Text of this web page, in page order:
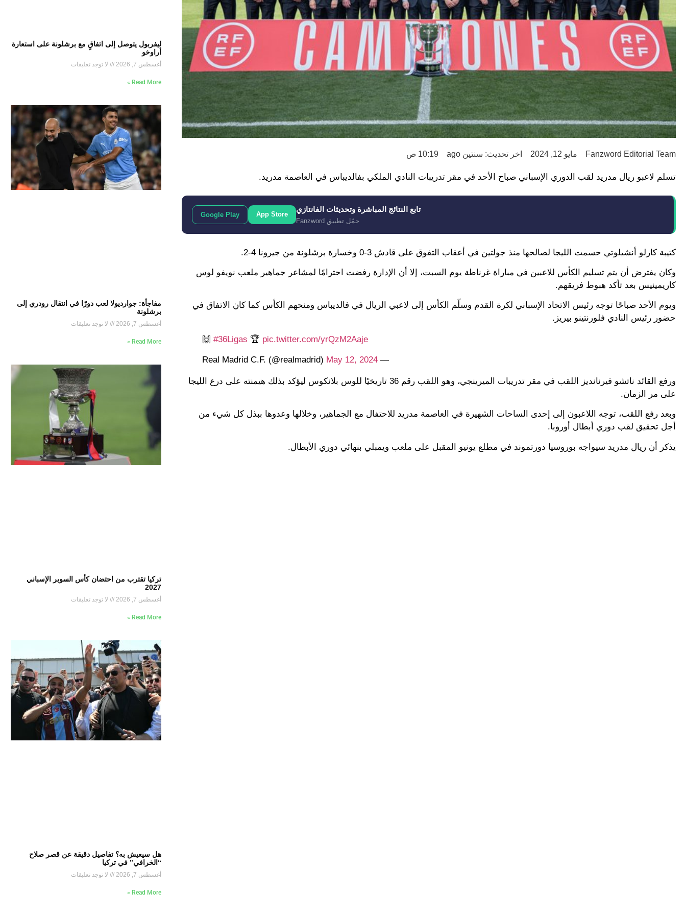
Fanzword Editorial Team مايو 12, 2024 اخر تحديث: سنتين ago 10:19 ص
تسلم لاعبو ريال مدريد لقب الدوري الإسباني صباح الأحد في مقر تدريبات النادي الملكي بفالديباس في العاصمة مدريد.
تابع النتائج المباشرة وتحديثات الفانتازي
حمّل تطبيق Fanzword
App Store
Google Play
كتيبة كارلو أنشيلوتي حسمت الليجا لصالحها منذ جولتين في أعقاب التفوق على قادش 3-0 وخسارة برشلونة من جيرونا 4-2.
وكان يفترض أن يتم تسليم الكأس للاعبين في مباراة غرناطة يوم السبت، إلا أن الإدارة رفضت احترامًا لمشاعر جماهير ملعب نويفو لوس
كاريمينيس بعد تأكد هبوط فريقهم.
ويوم الأحد صباحًا توجه رئيس الاتحاد الإسباني لكرة القدم وسلّم الكأس إلى لاعبي الريال في فالديباس ومنحهم الكأس كما كان الاتفاق في
حضور رئيس النادي فلورنتينو بيريز.
🙌 #36Ligas 🏆 pic.twitter.com/yrQzM2Aaje
— Real Madrid C.F. (@realmadrid)
May 12, 2024
ورفع القائد ناتشو فيرنانديز اللقب في مقر تدريبات الميرينجي، وهو اللقب رقم 36 تاريخيًا للوس بلانكوس ليؤكد بذلك هيمنته على درع الليجا
على مر الزمان.
وبعد رفع اللقب، توجه اللاعبون إلى إحدى الساحات الشهيرة في العاصمة مدريد للاحتفال مع الجماهير، وخلالها وعدوها ببذل كل شيء من
أجل تحقيق لقب دوري أبطال أوروبا.
يذكر أن ريال مدريد سيواجه بوروسيا دورتموند في مطلع يونيو المقبل على ملعب ويمبلي بنهائي دوري الأبطال.
ليفربول يتوصل إلى اتفاقٍ مع برشلونة على استعارة
أراوخو
أغسطس 7, 2026 لا توجد تعليقات
Read More »
مفاجأة: جوارديولا لعب دورًا في انتقال رودري إلى
برشلونة
أغسطس 7, 2026 لا توجد تعليقات
Read More »
تركيا تقترب من احتضان كأس السوبر الإسباني
2027
أغسطس 7, 2026 لا توجد تعليقات
Read More »
هل سيعيش به؟ تفاصيل دقيقة عن قصر صلاح
“الخرافي” في تركيا
أغسطس 7, 2026 لا توجد تعليقات
Read More »